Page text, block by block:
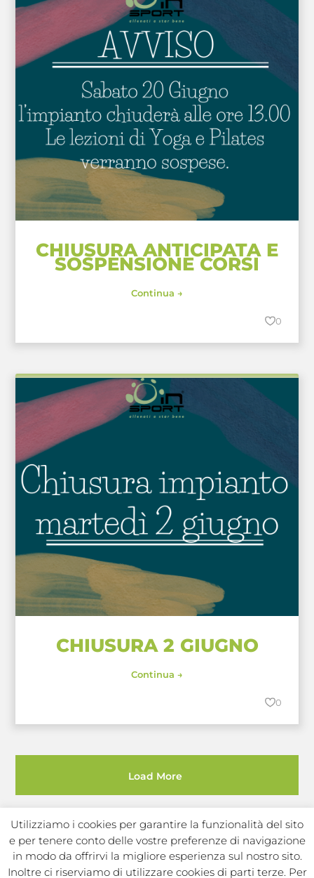
CHIUSURA ANTICIPATA E
SOSPENSIONE CORSI
Continua →
0
CHIUSURA 2 GIUGNO
Continua →
0
Load More
Utilizziamo i cookies per garantire la funzionalità del sito
e per tenere conto delle vostre preferenze di navigazione
in modo da offrirvi la migliore esperienza sul nostro sito.
Inoltre ci riserviamo di utilizzare cookies di parti terze. Per